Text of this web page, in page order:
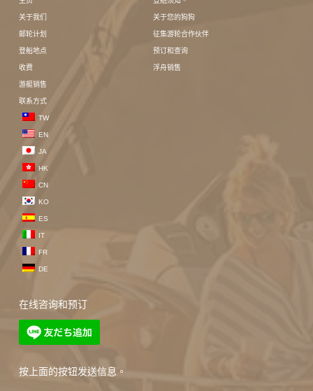
关于我们
邮轮计划
登船地点
收费
游艇销售
联系方式
TW
EN
JA
HK
CN
KO
ES
IT
FR
DE
关于您的狗狗
征集游轮合作伙伴
预订和查询
浮舟销售
在线咨询和预订
按上面的按钮发送信息。